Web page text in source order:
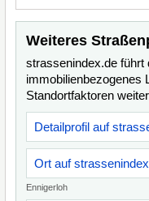
Weiteres
strassenindex.de
immobilienbezogenes
Standortfaktoren
Detailprofil auf
Ort auf
Ennigerloh